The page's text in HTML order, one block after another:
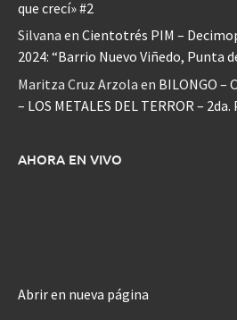
que crecí» #2
Silvana en Cientotrés PIM –
2024: “Barrio Nuevo Viñedo, Punta
Maritza Cruz Arzola en BILONGO –
– LOS METALES DEL TERROR –
AHORA EN VIVO
Abrir en nueva página